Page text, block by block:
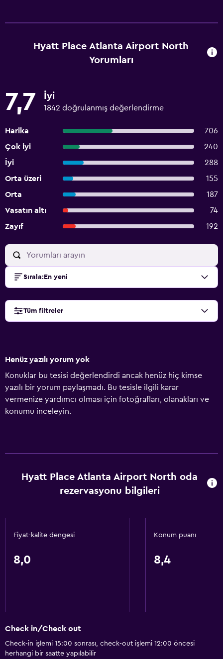
Hyatt Place Atlanta Airport North
Yorumları
7,7 İyi
1842 doğrulanmış değerlendirme
Harika
706
Çok iyi
240
İyi
288
Orta üzeri
155
Orta
187
Vasatın altı
74
Zayıf
192
Sırala: En yeni
Tüm filtreler
Henüz yazılı yorum yok
Konuklar bu tesisi değerlendirdi ancak henüz hiç kimse
yazılı bir yorum paylaşmadı. Bu tesisle ilgili karar
vermenize yardımcı olması için fotoğrafları, olanakları ve
konumu inceleyin.
Hyatt Place Atlanta Airport North oda
rezervasyonu bilgileri
Fiyat-kalite dengesi
8,0
Konum puanı
8,4
Check in/Check out
Check-in işlemi 15:00 sonrası, check-out işlemi 12:00 öncesi
herhangi bir saatte yapılabilir